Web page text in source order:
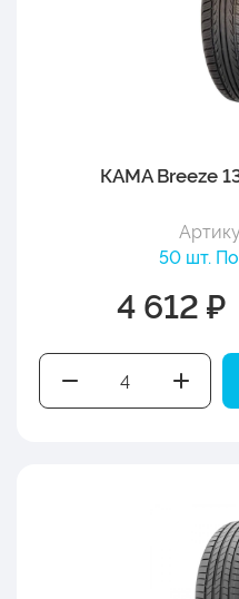
КАМА Breeze
50 шт.
4 612 ₽